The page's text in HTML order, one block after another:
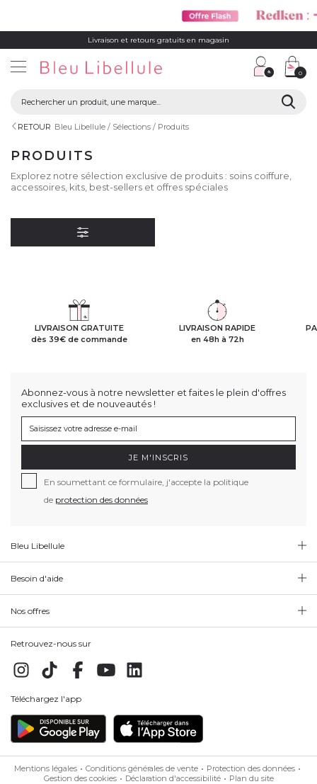
Livraison et retours gratuits en magasin
0
RETOUR Bleu Libellule Sélections Produits
PRODUITS
Explorez notre sélection exclusive de produits : soins coiffure,
accessoires, kits, best-sellers et offres spéciales
LIVRAISON GRATUITE
dès 39€ de commande
LIVRAISON RAPIDE
en 48h à 72h
Abonnez-vous à notre newsletter et faites le plein d'offres
exclusives et de nouveautés !
JE M'INSCRIS
En soumettant ce formulaire, j'accepte la politique
de protection des données
Bleu Libellule
Besoin d'aide
Nos offres
Retrouvez-nous sur
Téléchargez l'app
Mentions légales Conditions générales de vente
Protection des données
Gestion des cookies
Déclaration d'accessibilité Plan du site